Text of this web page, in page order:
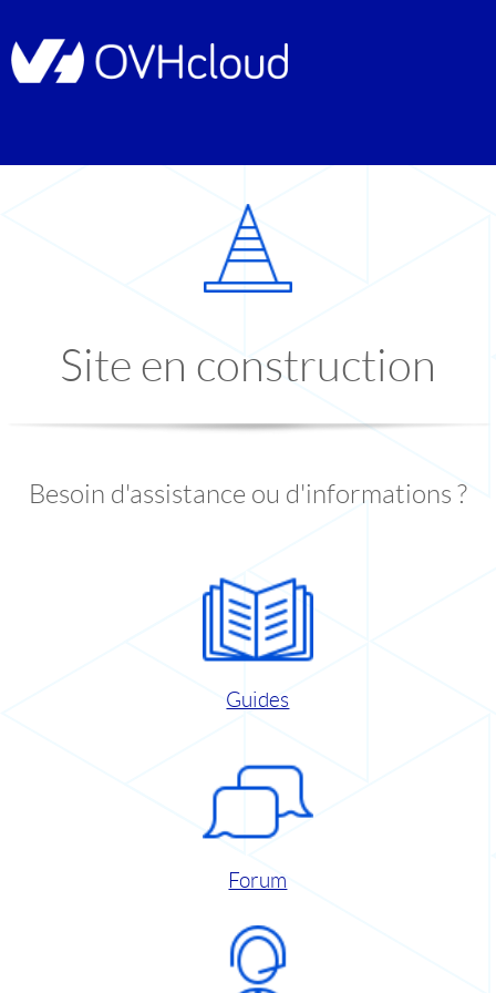
Site en construction
Besoin d'assistance ou d'informations ?
Guides
Forum